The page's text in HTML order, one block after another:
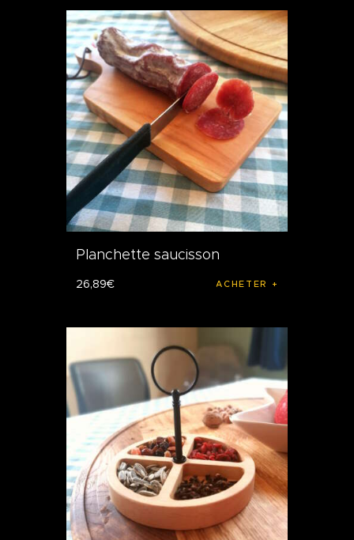
Planchette saucisson
26,89€ ACHETER